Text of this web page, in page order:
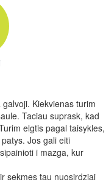
Kiekvienas turim
Taciau suprask, kad
elgtis pagal taisykles,
Jos gali eiti
i mazga, kur
sekmes tau nuosirdziai